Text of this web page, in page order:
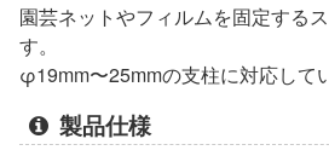
園芸ネットやフィルムを固定する
す。
φ19mm〜25mmの支柱に対応して
製品仕様